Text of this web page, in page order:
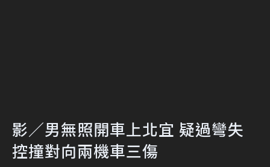
影／男無照開車上北宜 疑過彎失
控撞對向兩機車三傷